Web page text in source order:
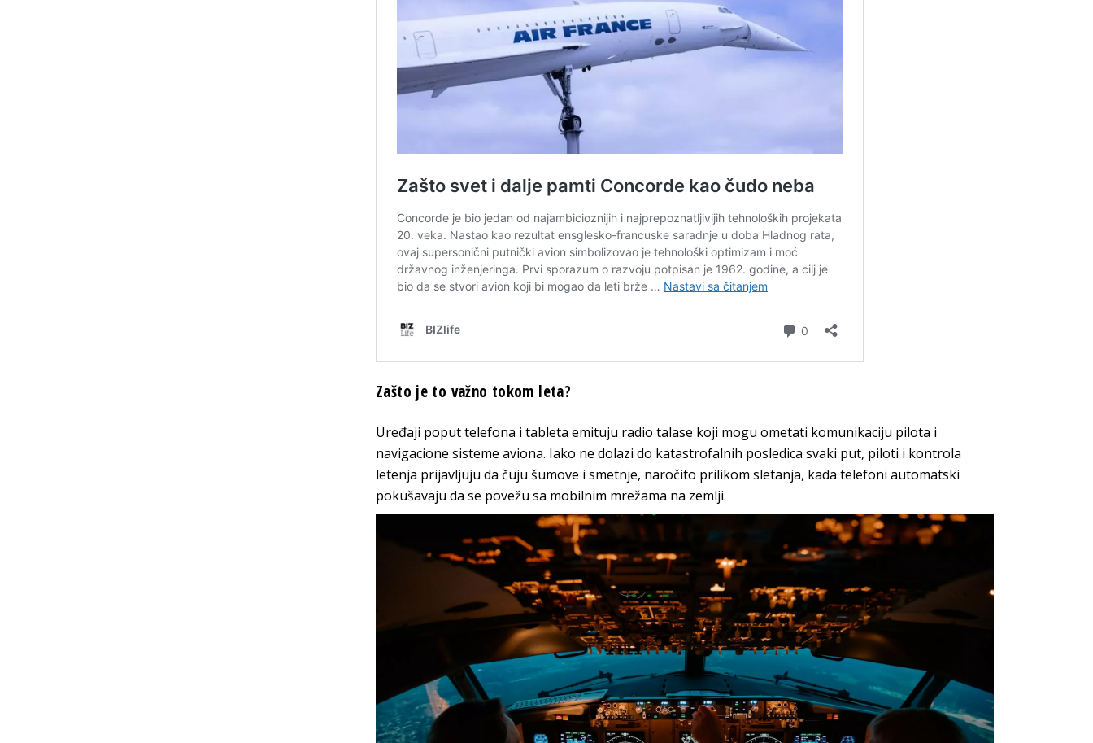
Zašto je to važno tokom leta?
Uređaji poput telefona i tableta emituju radio talase koji mogu ometati komunikaciju pilota i
navigacione sisteme aviona. Iako ne dolazi do katastrofalnih posledica svaki put, piloti i kontrola
letenja prijavljuju da čuju šumove i smetnje, naročito prilikom sletanja, kada telefoni automatski
pokušavaju da se povežu sa mobilnim mrežama na zemlji.